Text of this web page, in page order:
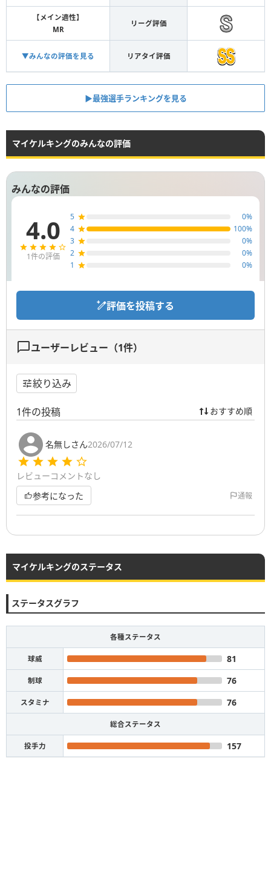
【メイン適性】
MR
リーグ評価
▼みんなの評価を見る リアタイ評価
▶︎最強選手ランキングを見る
マイケルキングのみんなの評価
みんなの評価
4.0
1件の評価
5 0%
4
100%
3
0%
2
0%
1
0%
評価を投稿する
ユーザーレビュー（1件）
絞り込み
1件の投稿 おすすめ順
名無しさん2026/07/12
レビューコメントなし
参考になった
通報
マイケルキングのステータス
ステータスグラフ
各種ステータス
球威 81
制球 76
スタミナ 76
総合ステータス
投手力 157